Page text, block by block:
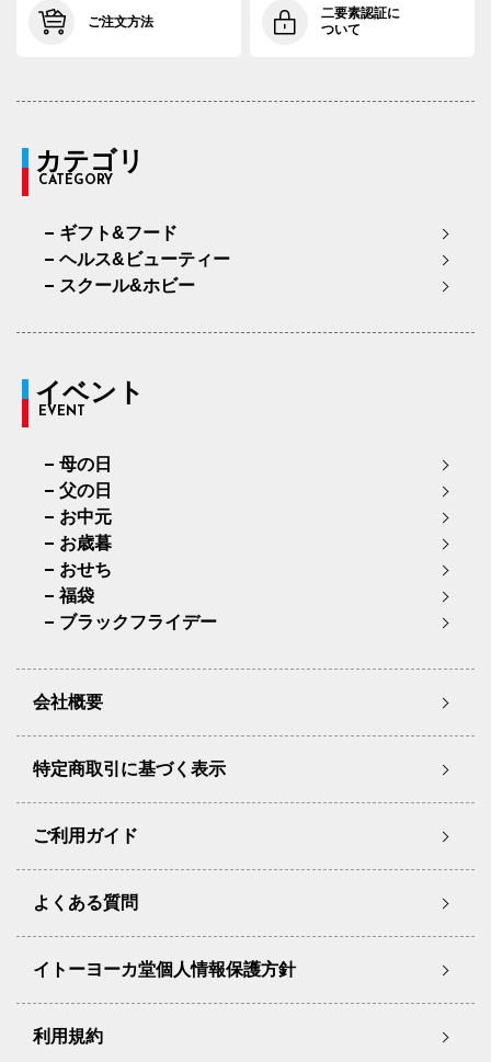
ご注文方法
二要素認証に
ついて
カテゴリ
CATEGORY
ギフト&フード
ヘルス&ビューティー
スクール&ホビー
イベント
EVENT
母の日
父の日
お中元
お歳暮
おせち
福袋
ブラックフライデー
会社概要
特定商取引に基づく表示
ご利用ガイド
よくある質問
イトーヨーカ堂個人情報保護方針
利用規約